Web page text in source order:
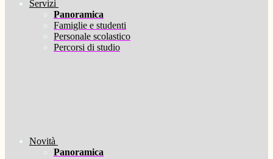
Servizi
Panoramica
Famiglie e studenti
Personale scolastico
Percorsi di studio
Novità
Panoramica